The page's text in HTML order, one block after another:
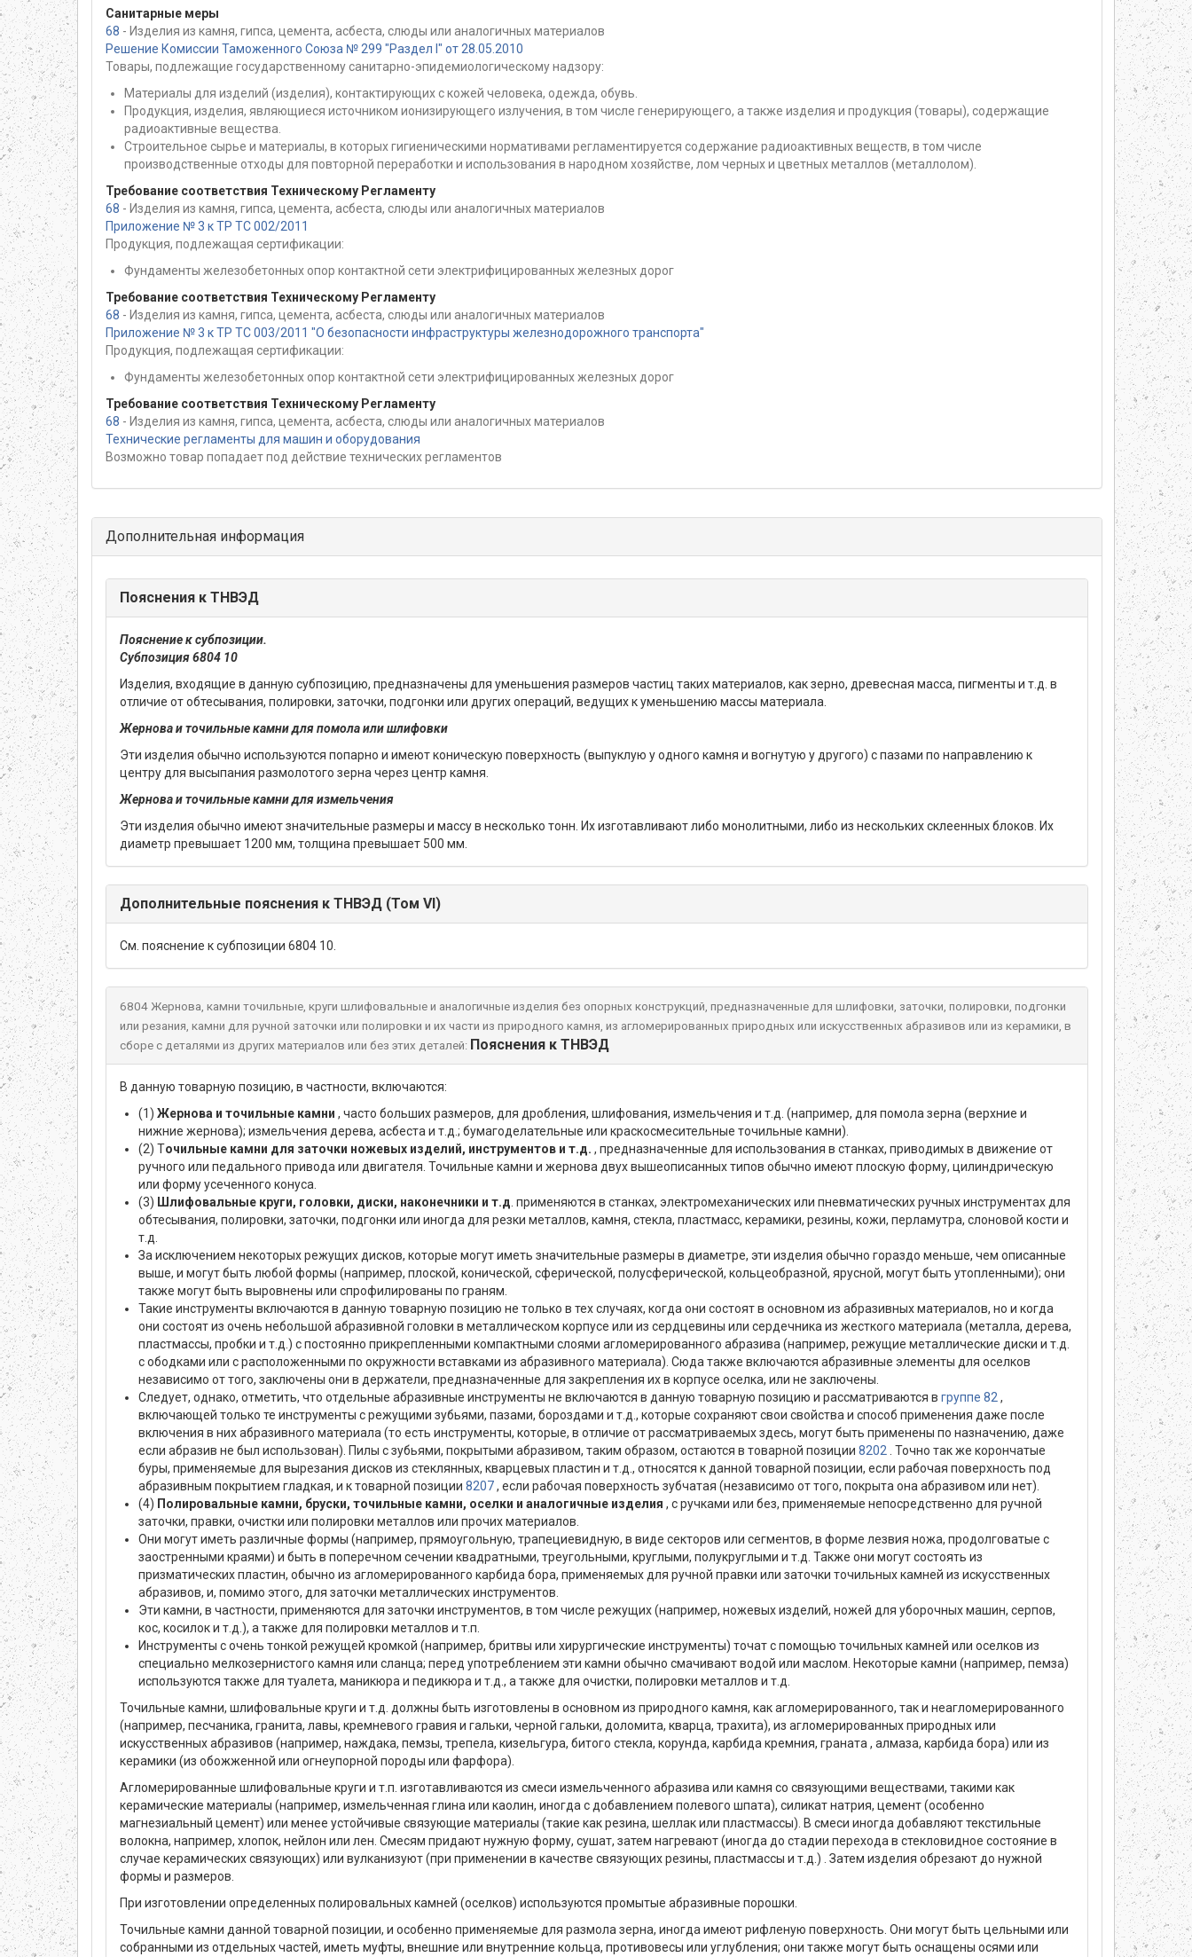
Санитарные меры
68 - Изделия из камня, гипса, цемента, асбеста, слюды или аналогичных материалов
Решение Комиссии Таможенного Союза № 299 "Раздел I" от 28.05.2010
Товары, подлежащие государственному санитарно-эпидемиологическому надзору:
Материалы для изделий (изделия), контактирующих с кожей человека, одежда, обувь.
Продукция, изделия, являющиеся источником ионизирующего излучения, в том числе генерирующего, а также изделия и продукция (товары), содержащие
радиоактивные вещества.
Строительное сырье и материалы, в которых гигиеническими нормативами регламентируется содержание радиоактивных веществ, в том числе
производственные отходы для повторной переработки и использования в народном хозяйстве, лом черных и цветных металлов (металлолом).
Требование соответствия Техническому Регламенту
68 - Изделия из камня, гипса, цемента, асбеста, слюды или аналогичных материалов
Приложение № 3 к ТР ТС 002/2011
Продукция, подлежащая сертификации:
Фундаменты железобетонных опор контактной сети электрифицированных железных дорог
Требование соответствия Техническому Регламенту
68 - Изделия из камня, гипса, цемента, асбеста, слюды или аналогичных материалов
Приложение № 3 к ТР ТС 003/2011 "О безопасности инфраструктуры железнодорожного транспорта"
Продукция, подлежащая сертификации:
Фундаменты железобетонных опор контактной сети электрифицированных железных дорог
Требование соответствия Техническому Регламенту
68 - Изделия из камня, гипса, цемента, асбеста, слюды или аналогичных материалов
Технические регламенты для машин и оборудования
Возможно товар попадает под действие технических регламентов
Дополнительная информация
Пояснения к ТНВЭД
Пояснение к субпозиции.
Субпозиция 6804 10
Изделия, входящие в данную субпозицию, предназначены для уменьшения размеров частиц таких материалов, как зерно, древесная масса, пигменты и т.д. в
отличие от обтесывания, полировки, заточки, подгонки или других операций, ведущих к уменьшению массы материала.
Жернова и точильные камни для помола или шлифовки
Эти изделия обычно используются попарно и имеют коническую поверхность (выпуклую у одного камня и вогнутую у другого) с пазами по направлению к
центру для высыпания размолотого зерна через центр камня.
Жернова и точильные камни для измельчения
Эти изделия обычно имеют значительные размеры и массу в несколько тонн. Их изготавливают либо монолитными, либо из нескольких склеенных блоков. Их
диаметр превышает 1200 мм, толщина превышает 500 мм.
Дополнительные пояснения к ТНВЭД (Том VI)
См. пояснение к субпозиции 6804 10.
6804 Жернова, камни точильные, круги шлифовальные и аналогичные изделия без опорных конструкций, предназначенные для шлифовки, заточки, полировки, подгонки
или резания, камни для ручной заточки или полировки и их части из природного камня, из агломерированных природных или искусственных абразивов или из керамики, в
сборе с деталями из других материалов или без этих деталей: Пояснения к ТНВЭД
В данную товарную позицию, в частности, включаются:
(1) Жернова и точильные камни , часто больших размеров, для дробления, шлифования, измельчения и т.д. (например, для помола зерна (верхние и
нижние жернова); измельчения дерева, асбеста и т.д.; бумагоделательные или краскосмесительные точильные камни).
(2) Точильные камни для заточки ножевых изделий, инструментов и т.д. , предназначенные для использования в станках, приводимых в движение от
ручного или педального привода или двигателя. Точильные камни и жернова двух вышеописанных типов обычно имеют плоскую форму, цилиндрическую
или форму усеченного конуса.
(3) Шлифовальные круги, головки, диски, наконечники и т.д . применяются в станках, электромеханических или пневматических ручных инструментах для
обтесывания, полировки, заточки, подгонки или иногда для резки металлов, камня, стекла, пластмасс, керамики, резины, кожи, перламутра, слоновой кости и
т.д.
За исключением некоторых режущих дисков, которые могут иметь значительные размеры в диаметре, эти изделия обычно гораздо меньше, чем описанные
выше, и могут быть любой формы (например, плоской, конической, сферической, полусферической, кольцеобразной, ярусной, могут быть утопленными); они
также могут быть выровнены или спрофилированы по граням.
Такие инструменты включаются в данную товарную позицию не только в тех случаях, когда они состоят в основном из абразивных материалов, но и когда
они состоят из очень небольшой абразивной головки в металлическом корпусе или из сердцевины или сердечника из жесткого материала (металла, дерева,
пластмассы, пробки и т.д.) с постоянно прикрепленными компактными слоями агломерированного абразива (например, режущие металлические диски и т.д.
с ободками или с расположенными по окружности вставками из абразивного материала). Сюда также включаются абразивные элементы для оселков
независимо от того, заключены они в держатели, предназначенные для закрепления их в корпусе оселка, или не заключены.
Следует, однако, отметить, что отдельные абразивные инструменты не включаются в данную товарную позицию и рассматриваются в группе 82 ,
включающей только те инструменты с режущими зубьями, пазами, бороздами и т.д., которые сохраняют свои свойства и способ применения даже после
включения в них абразивного материала (то есть инструменты, которые, в отличие от рассматриваемых здесь, могут быть применены по назначению, даже
если абразив не был использован). Пилы с зубьями, покрытыми абразивом, таким образом, остаются в товарной позиции 8202 . Точно так же корончатые
буры, применяемые для вырезания дисков из стеклянных, кварцевых пластин и т.д., относятся к данной товарной позиции, если рабочая поверхность под
абразивным покрытием гладкая, и к товарной позиции 8207, если рабочая поверхность зубчатая (независимо от того, покрыта она абразивом или нет).
(4) Полировальные камни, бруски, точильные камни, оселки и аналогичные изделия , с ручками или без, применяемые непосредственно для ручной
заточки, правки, очистки или полировки металлов или прочих материалов.
Они могут иметь различные формы (например, прямоугольную, трапециевидную, в виде секторов или сегментов, в форме лезвия ножа, продолговатые с
заостренными краями) и быть в поперечном сечении квадратными, треугольными, круглыми, полукруглыми и т.д. Также они могут состоять из
призматических пластин, обычно из агломерированного карбида бора, применяемых для ручной правки или заточки точильных камней из искусственных
абразивов, и, помимо этого, для заточки металлических инструментов.
Эти камни, в частности, применяются для заточки инструментов, в том числе режущих (например, ножевых изделий, ножей для уборочных машин, серпов,
кос, косилок и т.д.), а также для полировки металлов и т.п.
Инструменты с очень тонкой режущей кромкой (например, бритвы или хирургические инструменты) точат с помощью точильных камней или оселков из
специально мелкозернистого камня или сланца; перед употреблением эти камни обычно смачивают водой или маслом. Некоторые камни (например, пемза)
используются также для туалета, маникюра и педикюра и т.д., а также для очистки, полировки металлов и т.д.
Точильные камни, шлифовальные круги и т.д. должны быть изготовлены в основном из природного камня, как агломерированного, так и неагломерированного
(например, песчаника, гранита, лавы, кремневого гравия и гальки, черной гальки, доломита, кварца, трахита), из агломерированных природных или
искусственных абразивов (например, наждака, пемзы, трепела, кизельгура, битого стекла, корунда, карбида кремния, граната , алмаза, карбида бора) или из
керамики (из обожженной или огнеупорной породы или фарфора).
Агломерированные шлифовальные круги и т.п. изготавливаются из смеси измельченного абразива или камня со связующими веществами, такими как
керамические материалы (например, измельченная глина или каолин, иногда с добавлением полевого шпата), силикат натрия, цемент (особенно
магнезиальный цемент) или менее устойчивые связующие материалы (такие как резина, шеллак или пластмассы). В смеси иногда добавляют текстильные
волокна, например, хлопок, нейлон или лен. Смесям придают нужную форму, сушат, затем нагревают (иногда до стадии перехода в стекловидное состояние в
случае керамических связующих) или вулканизуют (при применении в качестве связующих резины, пластмассы и т.д.) . Затем изделия обрезают до нужной
формы и размеров.
При изготовлении определенных полировальных камней (оселков) используются промытые абразивные порошки.
Точильные камни данной товарной позиции, и особенно применяемые для размола зерна, иногда имеют рифленую поверхность. Они могут быть цельными или
собранными из отдельных частей, иметь муфты, внешние или внутренние кольца, противовесы или углубления; они также могут быть оснащены осями или